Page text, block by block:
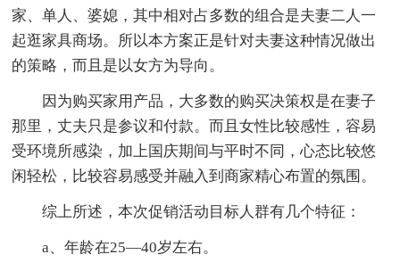
家、单人、婆媳，其中相对占多数的组合是夫妻二人一
起逛家具商场。所以本方案正是针对夫妻这种情况做出
的策略，而且是以女方为导向。
因为购买家用产品，大多数的购买决策权是在妻子
那里，丈夫只是参议和付款。而且女性比较感性，容易
受环境所感染，加上国庆期间与平时不同，心态比较悠
闲轻松，比较容易感受并融入到商家精心布置的氛围。
综上所述，本次促销活动目标人群有几个特征：
a、年龄在25—40岁左右。